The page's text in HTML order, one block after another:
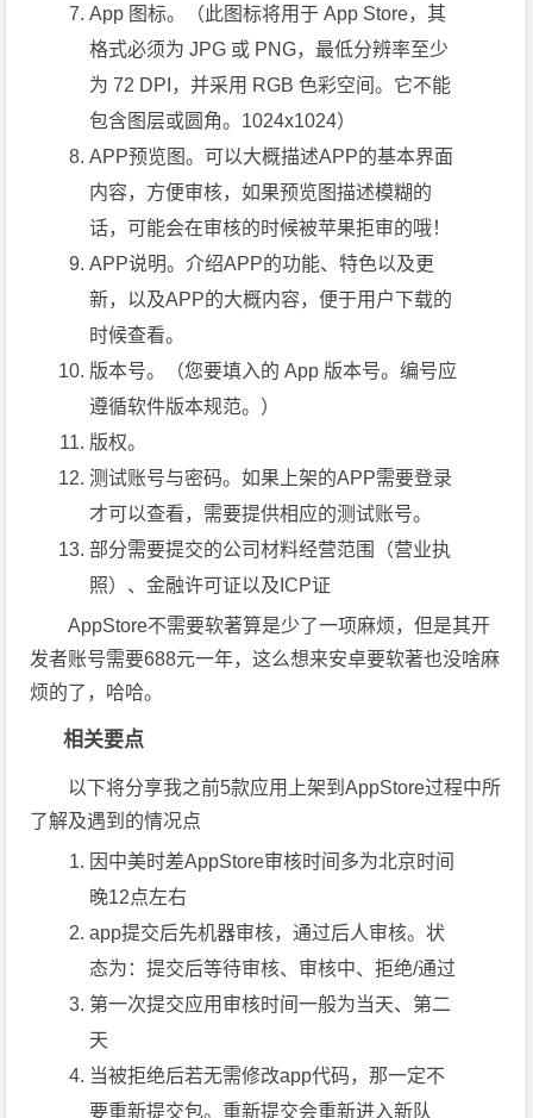
App 图标。（此图标将用于 App Store，其
格式必须为 JPG 或 PNG，最低分辨率至少
为 72 DPI，并采用 RGB 色彩空间。它不能
包含图层或圆角。1024x1024）
APP预览图。可以大概描述APP的基本界面
内容，方便审核，如果预览图描述模糊的
话，可能会在审核的时候被苹果拒审的哦！
APP说明。介绍APP的功能、特色以及更
新，以及APP的大概内容，便于用户下载的
时候查看。
版本号。（您要填入的 App 版本号。编号应
遵循软件版本规范。）
版权。
测试账号与密码。如果上架的APP需要登录
才可以查看，需要提供相应的测试账号。
部分需要提交的公司材料经营范围（营业执
照）、金融许可证以及ICP证
AppStore不需要软著算是少了一项麻烦，但是其开
发者账号需要688元一年，这么想来安卓要软著也没啥麻
烦的了，哈哈。
相关要点
以下将分享我之前5款应用上架到AppStore过程中所
了解及遇到的情况点
因中美时差AppStore审核时间多为北京时间
晚12点左右
app提交后先机器审核，通过后人审核。状
态为：提交后等待审核、审核中、拒绝/通过
第一次提交应用审核时间一般为当天、第二
天
当被拒绝后若无需修改app代码，那一定不
要重新提交包。重新提交会重新进入新队